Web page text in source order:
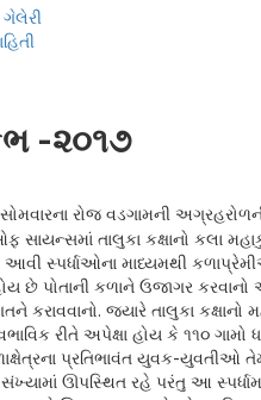
ગેલેરી
-૨૦૧૭
રોજ વડગામની
સાયન્સમાં તાલુકા કક્ષાનો કલા
આવી સ્પર્ધાઓના માધ્યમથી
છે પોતાની કળાને ઉજાગર કરવાનો
જ્યારે તાલુકા કક્ષાનો
રીતે અપેક્ષા હોય કે ૧૧૦ ગામો
પ્રતિભાવંત યુવક-યુવતીઓ
ઊપસ્થિત રહે પરંતુ આ